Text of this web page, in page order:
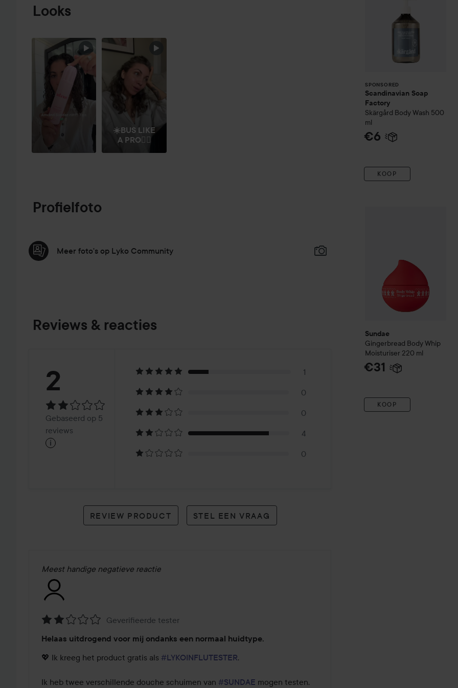
Looks
SECTIE OVERSLAAN
☀️BUS LIKE
A PRO👌🏼
Profielfoto
Meer foto's op Lyko Community
Reviews & reacties
Beoordeling:
2Gebaseerd
op
reviews
2
Gebaseerd op 5
reviews
i
1
0
0
4
0
REVIEW PRODUCT STEL EEN VRAAG
Meest handige negatieve reactie
2
van
5
Geverifieerde tester
Helaas uitdrogend voor mij ondanks een normaal huidtype.
💖 Ik kreeg het product gratis als #LYKOINFLUTESTER.
Ik heb twee verschillende douche schuimen van #SUNDAE mogen testen.
SPONSORED
Scandinavian Soap
Factory
Skärgård Body Wash 500
ml
€6
KOOP
Sundae
Gingerbread Body Whip
Moisturiser 220 ml
€31
KOOP